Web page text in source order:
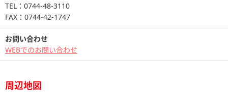
TEL：0744-48-3110
FAX：0744-42-1747
お問い合わせ
WEBでのお問い合わせ
周辺地図